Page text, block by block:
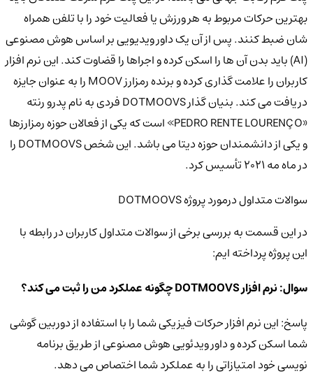
بهترین حرکات مربوط به هر ورزش یا فعالیت خود را با تلفن همراه
شان ضبط کنند. پس از آن یک داور ویدیویی بر اساس هوش مصنوعی
(AI) باید بدن آن ها را اسکن کرده و اجراها را قضاوت کند. این نرم افزار
کاربران را علامت گذاری کرده و برنده رمزارز MOOV را به عنوان جایزه
دریافت می کند. بنیان گذار DOTMOOVS فردی به نام پدرو رنته
«PEDRO RENTE LOURENÇO» است که یکی از فعالان حوزه رمزارزها
و یکی از دانشمندان حوزه دیتا می باشد. این شخص DOTMOOVS را
در ماه مه 2021 تأسیس کرد.
سوالات متداول درمورد پروژه DOTMOOVS
در این قسمت به بررسی برخی از سوالات متداول کاربران در رابطه با
این پروژه پرداخته ایم:
سوال: نرم افزار DOTMOOVS چگونه عملکرد من را ثبت می کند؟
پاسخ: این نرم افزار حرکات فیزیکی شما را با استفاده از دوربین گوشی
شما اسکن کرده و داور ویدئویی هوش مصنوعی از طریق برنامه
نویسی خود امتیازاتی را به عملکرد شما اختصاص می دهد.